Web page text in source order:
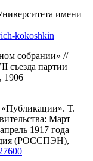
имени
kokoshkin
собрании» //
съезда партии
1906
Т.
Март—
1917 года —
(РОССПЭН),